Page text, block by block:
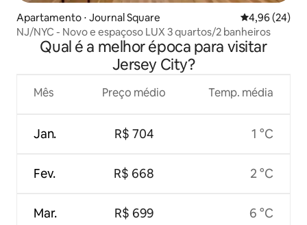
Apartamento ⋅ Journal Square 4,96 de uma
4,96 (24)
NJ/NYC - Novo e espaçoso LUX 3 quartos/2 banheiros
Qual é a melhor época para visitar
Jersey City?
Mês
Jan.
Fev.
Mar.
Preço médio
R$ 704
R$ 668
R$ 699
Temp. média
1 °C
2 °C
6 °C